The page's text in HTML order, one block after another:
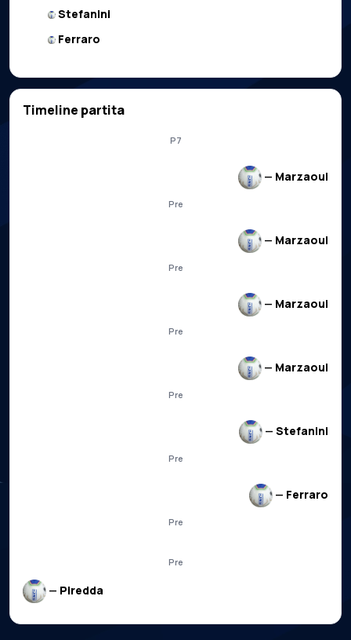
Stefanini
Ferraro
Timeline partita
P7
— Marzaoui
Pre
— Marzaoui
Pre
— Marzaoui
Pre
— Marzaoui
Pre
— Stefanini
Pre
— Ferraro
Pre
Pre
— Piredda